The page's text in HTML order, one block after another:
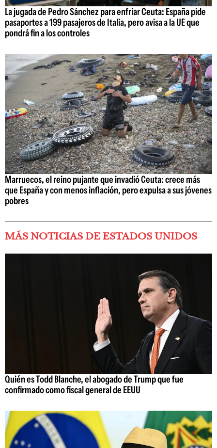
La jugada de Pedro Sánchez para enfriar Ceuta: España pide
pasaportes a 199 pasajeros de Italia, pero avisa a la UE que
pondrá fin a los controles
Marruecos, el reino pujante que invadió Ceuta: crece más
que España y con menos inflación, pero expulsa a sus jóvenes
pobres
MÁS NOTICIAS DE ESTADOS UNIDOS
Quién es Todd Blanche, el abogado de Trump que fue
confirmado como fiscal general de EEUU